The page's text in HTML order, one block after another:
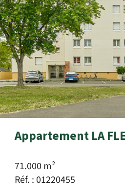
Appartement LA
71.000 m²
Réf. : 01220455